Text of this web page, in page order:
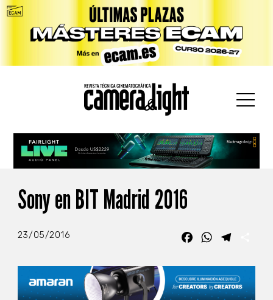
Sony en BIT Madrid 2016
23/05/2016 FacebookWhatsApp